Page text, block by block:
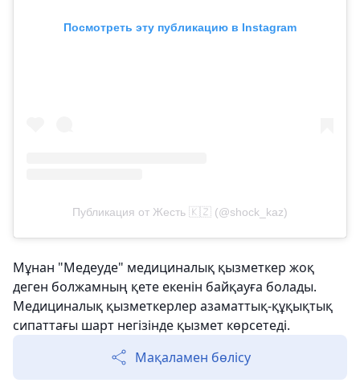
Посмотреть эту публикацию в Instagram
Публикация от Жесть 🇰🇿 (@shock_kaz)
Мұнан "Медеуде" медициналық қызметкер жоқ
деген болжамның қете екенін байқауға болады.
Медициналық қызметкерлер азаматтық-құқықтық
сипаттағы шарт негізінде қызмет көрсетеді.
Мақаламен бөлісу